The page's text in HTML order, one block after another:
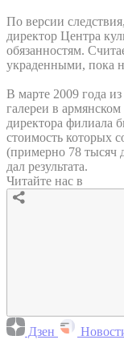
По версии
директор Центра
обязанностям.
украденными, пока
В марте 2009 года
галереи в армянском
директора филиала
стоимость которых
(примерно 78 тысяч
дал результата.
Читайте нас в
Дзен